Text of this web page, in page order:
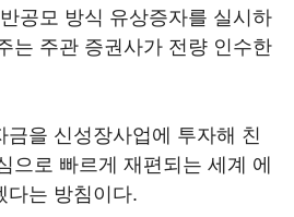
공모 방식 유상증자를 실시하
는 주관 증권사가 전량 인수한
금을 신성장사업에 투자해 친
으로 빠르게 재편되는 세계 에
다는 방침이다.